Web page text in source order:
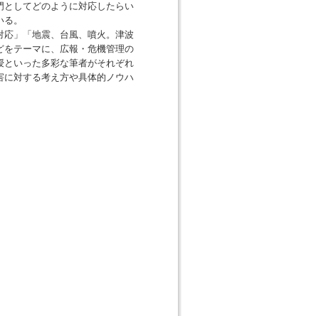
してどのように対応したらい
。
応」「地震、台風、噴火。津波
テーマに、広報・危機管理の
いった多彩な筆者がそれぞれ
対する考え方や具体的ノウハ